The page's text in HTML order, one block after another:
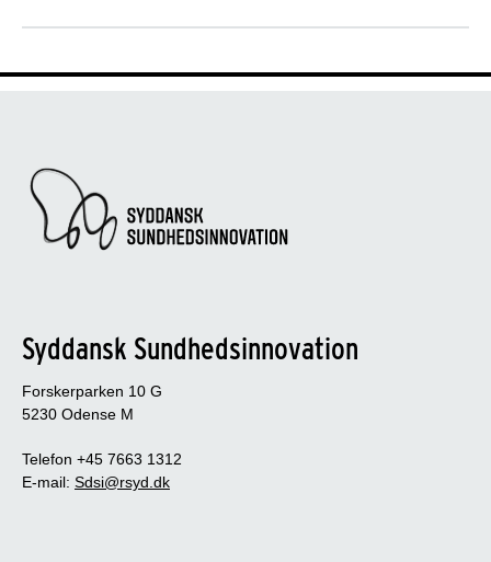
Syddansk Sundhedsinnovation
Forskerparken 10 G
5230 Odense M
Telefon +45 7663 1312
E-mail: Sdsi@rsyd.dk